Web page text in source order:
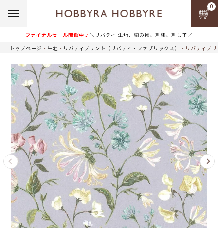
ファイナルセール開催中♪＼リバティ 生地、編み物、刺繍、刺し子／
0
トップページ 生地 リバティプリント（リバティ・ファブリックス） リバティプ